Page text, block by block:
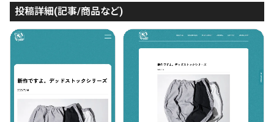
投稿詳細(記事/商品など)